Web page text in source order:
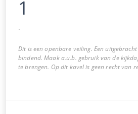
1
.
Dit is een openbare veiling. Een
bindend. Maak a.u.b. gebruik van de
te brengen. Op dit kavel is geen recht van